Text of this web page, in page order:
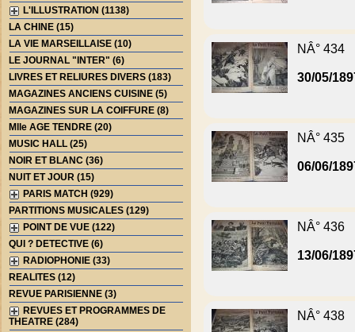
L'ILLUSTRATION (1138)
LA CHINE (15)
LA VIE MARSEILLAISE (10)
LE JOURNAL "INTER" (6)
LIVRES ET RELIURES DIVERS (183)
MAGAZINES ANCIENS CUISINE (5)
MAGAZINES SUR LA COIFFURE (8)
Mlle AGE TENDRE (20)
MUSIC HALL (25)
NOIR ET BLANC (36)
NUIT ET JOUR (15)
PARIS MATCH (929)
PARTITIONS MUSICALES (129)
POINT DE VUE (122)
QUI ? DETECTIVE (6)
RADIOPHONIE (33)
REALITES (12)
REVUE PARISIENNE (3)
REVUES ET PROGRAMMES DE
THEATRE (284)
NÂ° 434
30/05/
NÂ° 435
06/06/
NÂ° 436
13/06/
NÂ° 438